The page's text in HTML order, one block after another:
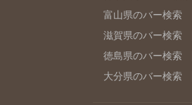
富山県のバー検索
滋賀県のバー検索
徳島県のバー検索
大分県のバー検索